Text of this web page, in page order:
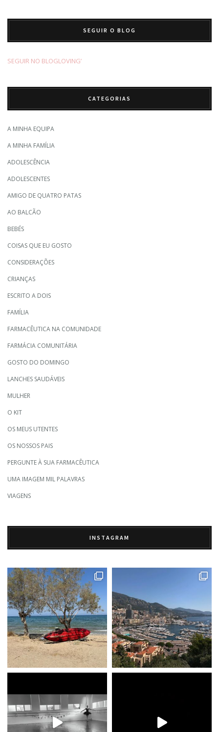
SEGUIR O BLOG
SEGUIR NO BLOGLOVING’
CATEGORIAS
A MINHA EQUIPA
A MINHA FAMÍLIA
ADOLESCÊNCIA
ADOLESCENTES
AMIGO DE QUATRO PATAS
AO BALCÃO
BEBÉS
COISAS QUE EU GOSTO
CONSIDERAÇÕES
CRIANÇAS
ESCRITO A DOIS
FAMÍLIA
FARMACÊUTICA NA COMUNIDADE
FARMÁCIA COMUNITÁRIA
GOSTO DO DOMINGO
LANCHES SAUDÁVEIS
MULHER
O KIT
OS MEUS UTENTES
OS NOSSOS PAIS
PERGUNTE À SUA FARMACÊUTICA
UMA IMAGEM MIL PALAVRAS
VIAGENS
INSTAGRAM